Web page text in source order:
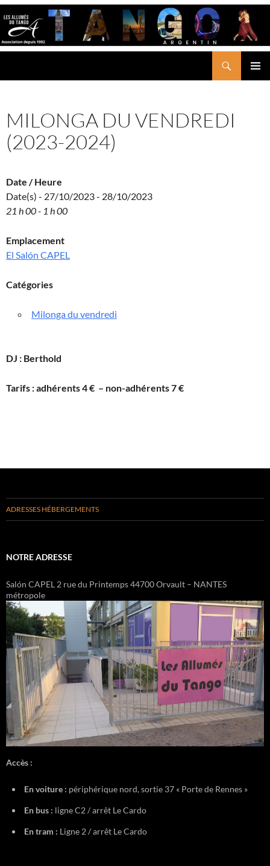
Aller
au
contenu
MILONGA DU VENDREDI
(2023-2024)
Date / Heure
Date(s) - 27/10/2023 - 28/10/2023
21 h 00 - 1 h 00
Emplacement
El Salón CAPEL
Catégories
Milonga du vendredi
DJ : Berthold
Tarifs : adhérents 4 € – non-adhérents 7 €
ADRESSES HÉBERGEMENTS
NOTRE ADRESSE
Salón CAPEL 2 rue du Printemps 44700 Orvault – NANTES
métropole
Accès :
En voiture : périphérique nord, sortie 37 « Porte de Rennes »
En bus : ligne C2 / arrêt Le Cardo
En tram : Ligne 2 / arrêt Le Cardo